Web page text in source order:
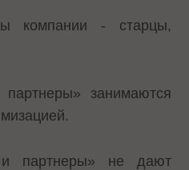
компании - старцы,
занимаются
партнеры» не дают